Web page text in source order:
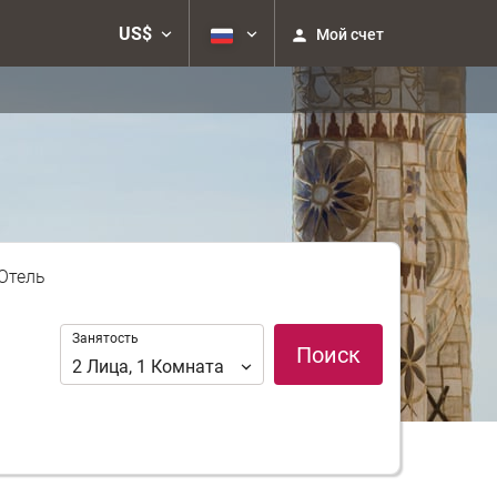
US$ Мой счет
Занятость
Занятость
2 Лица, 1 Комната Поиск